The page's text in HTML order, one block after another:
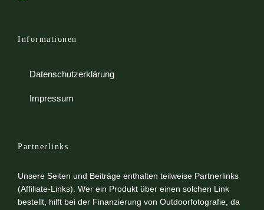
Informationen
Datenschutzerklärung
Impressum
Partnerlinks
Unsere Seiten und Beiträge enthalten teilweise Partnerlinks
(Affiliate-Links). Wer ein Produkt über einen solchen Link
bestellt, hilft bei der Finanzierung von Outdoorfotografie, da